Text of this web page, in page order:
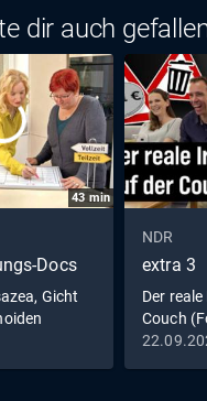
dir auch
43min
Docs
Gicht
NDR
extra 3
Der
Couch